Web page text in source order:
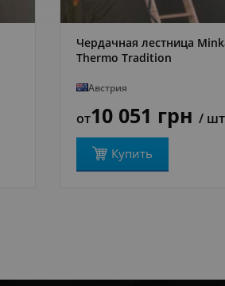
ПОДРОБНЕЕ
Чердачная лестница
Thermo Tradition
Австрия
от10 051 грн / шт
Купить